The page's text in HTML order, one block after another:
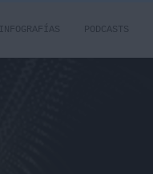
INFOGRAFÍAS PODCASTS